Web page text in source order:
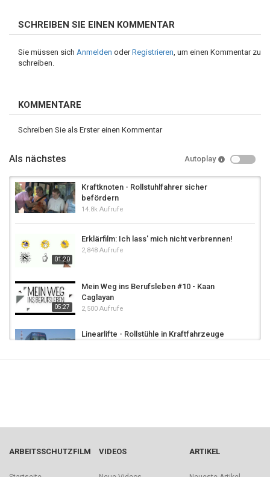
SCHREIBEN SIE EINEN KOMMENTAR
Sie müssen sich Anmelden oderRegistrieren, um einen Kommentar zu
schreiben.
KOMMENTARE
Schreiben Sie als Erster einen Kommentar
Als nächstes Autoplay
Kraftknoten - Rollstuhlfahrer sicher
befördern
14.8k Aufrufe
01:20
Erklärfilm: Ich lass' mich nicht verbrennen!
2,848 Aufrufe
05:27
Mein Weg ins Berufsleben #10 - Kaan
Caglayan
2,500 Aufrufe
Linearlifte - Rollstühle in Kraftfahrzeuge
Schwenklifte - Rollstühle in Kraftfahrzeuge
4,643 Aufrufe
ARBEITSSCHUTZFILM VIDEOS ARTIKEL